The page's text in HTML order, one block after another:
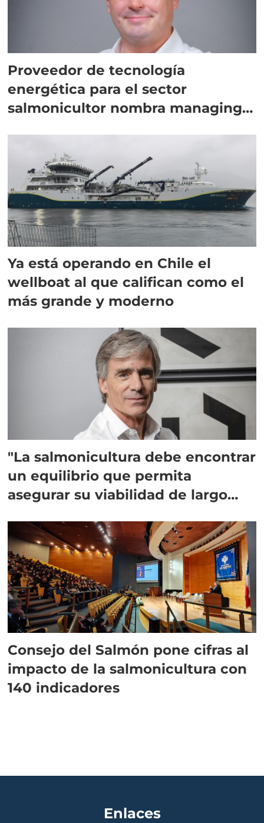
Proveedor de tecnología
energética para el sector
salmonicultor nombra managing
Ya está operando en Chile el
wellboat al que califican como el
más grande y moderno
"La salmonicultura debe encontrar
un equilibrio que permita
asegurar su viabilidad de largo
Consejo del Salmón pone cifras al
impacto de la salmonicultura con
140 indicadores
Enlaces